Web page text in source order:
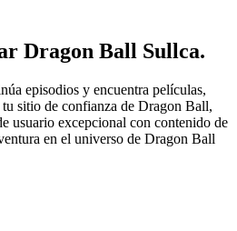
Dragon Ball Sullca.
episodios y encuentra películas,
tu sitio de confianza de Dragon Ball,
usuario excepcional con contenido de
en el universo de Dragon Ball